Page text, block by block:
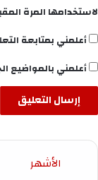
لاستخدامها المرة
أعلمني بمتابعة
أعلمني بالمواضيع
الأشهر